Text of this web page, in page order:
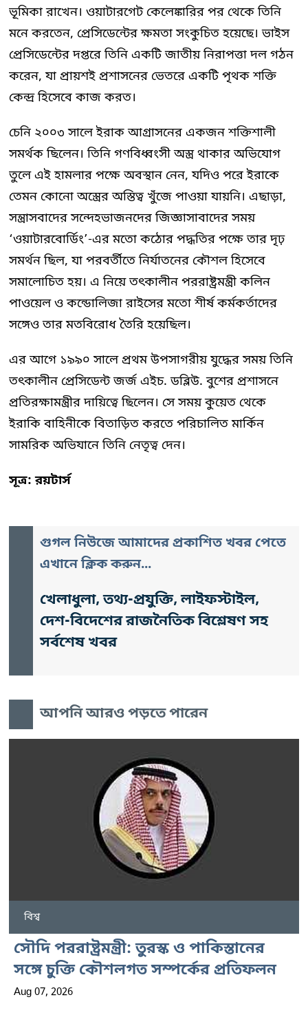
ভূমিকা রাখেন। ওয়াটারগেট কেলেঙ্কারির পর থেকে তিনি
মনে করতেন, প্রেসিডেন্টের ক্ষমতা সংকুচিত হয়েছে। ভাইস
প্রেসিডেন্টের দপ্তরে তিনি একটি জাতীয় নিরাপত্তা দল গঠন
করেন, যা প্রায়শই প্রশাসনের ভেতরে একটি পৃথক শক্তি
কেন্দ্র হিসেবে কাজ করত।
চেনি ২০০৩ সালে ইরাক আগ্রাসনের একজন শক্তিশালী
সমর্থক ছিলেন। তিনি গণবিধ্বংসী অস্ত্র থাকার অভিযোগ
তুলে এই হামলার পক্ষে অবস্থান নেন, যদিও পরে ইরাকে
তেমন কোনো অস্ত্রের অস্তিত্ব খুঁজে পাওয়া যায়নি। এছাড়া,
সন্ত্রাসবাদের সন্দেহভাজনদের জিজ্ঞাসাবাদের সময়
‘ওয়াটারবোর্ডিং’-এর মতো কঠোর পদ্ধতির পক্ষে তার দৃঢ়
সমর্থন ছিল, যা পরবর্তীতে নির্যাতনের কৌশল হিসেবে
সমালোচিত হয়। এ নিয়ে তৎকালীন পররাষ্ট্রমন্ত্রী কলিন
পাওয়েল ও কন্ডোলিজা রাইসের মতো শীর্ষ কর্মকর্তাদের
সঙ্গেও তার মতবিরোধ তৈরি হয়েছিল।
এর আগে ১৯৯০ সালে প্রথম উপসাগরীয় যুদ্ধের সময় তিনি
তৎকালীন প্রেসিডেন্ট জর্জ এইচ. ডব্লিউ. বুশের প্রশাসনে
প্রতিরক্ষামন্ত্রীর দায়িত্বে ছিলেন। সে সময় কুয়েত থেকে
ইরাকি বাহিনীকে বিতাড়িত করতে পরিচালিত মার্কিন
সামরিক অভিযানে তিনি নেতৃত্ব দেন।
সূত্র: রয়টার্স
গুগল নিউজে আমাদের প্রকাশিত খবর পেতে
এখানে ক্লিক করুন...
খেলাধুলা, তথ্য-প্রযুক্তি, লাইফস্টাইল,
দেশ-বিদেশের রাজনৈতিক বিশ্লেষণ সহ
সর্বশেষ খবর
আপনি আরও পড়তে পারেন
বিশ্ব
সৌদি পররাষ্ট্রমন্ত্রী: তুরস্ক ও পাকিস্তানের
সঙ্গে চুক্তি কৌশলগত সম্পর্কের প্রতিফলন
Aug 07, 2026